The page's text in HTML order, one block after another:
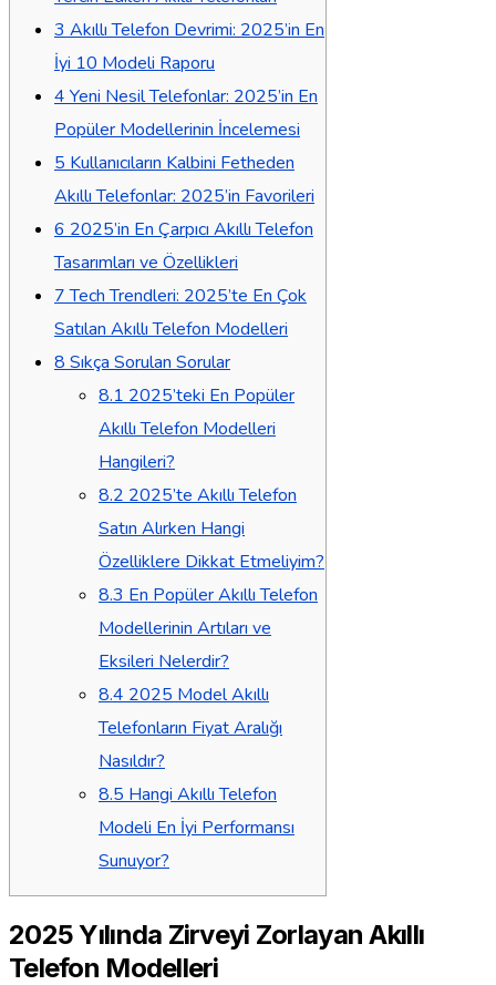
3 Akıllı Telefon Devrimi: 2025’in En
İyi 10 Modeli Raporu
4 Yeni Nesil Telefonlar: 2025’in En
Popüler Modellerinin İncelemesi
5 Kullanıcıların Kalbini Fetheden
Akıllı Telefonlar: 2025’in Favorileri
6 2025’in En Çarpıcı Akıllı Telefon
Tasarımları ve Özellikleri
7Tech Trendleri: 2025’te En Çok
Satılan Akıllı Telefon Modelleri
8 Sıkça Sorulan Sorular
8.1 2025’teki En Popüler
Akıllı Telefon Modelleri
Hangileri?
8.2 2025’te Akıllı Telefon
Satın Alırken Hangi
Özelliklere Dikkat Etmeliyim?
8.3 En Popüler Akıllı Telefon
Modellerinin Artıları ve
Eksileri Nelerdir?
8.4 2025 Model Akıllı
Telefonların Fiyat Aralığı
Nasıldır?
8.5 Hangi Akıllı Telefon
Modeli En İyi Performansı
Sunuyor?
2025 Yılında Zirveyi Zorlayan Akıllı
Telefon Modelleri